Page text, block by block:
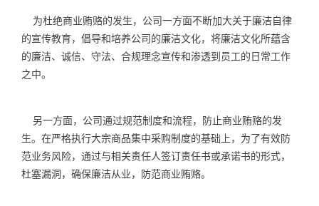
为杜绝商业贿赂的发生，公司一方面不断加大关于廉洁自律
的宣传教育，倡导和培养公司的廉洁文化，将廉洁文化所蕴含
的廉洁、诚信、守法、合规理念宣传和渗透到员工的日常工作
之中。
另一方面，公司通过规范制度和流程，防止商业贿赂的发
生。在严格执行大宗商品集中采购制度的基础上，为了有效防
范业务风险，通过与相关责任人签订责任书或承诺书的形式，
杜塞漏洞，确保廉洁从业，防范商业贿赂。